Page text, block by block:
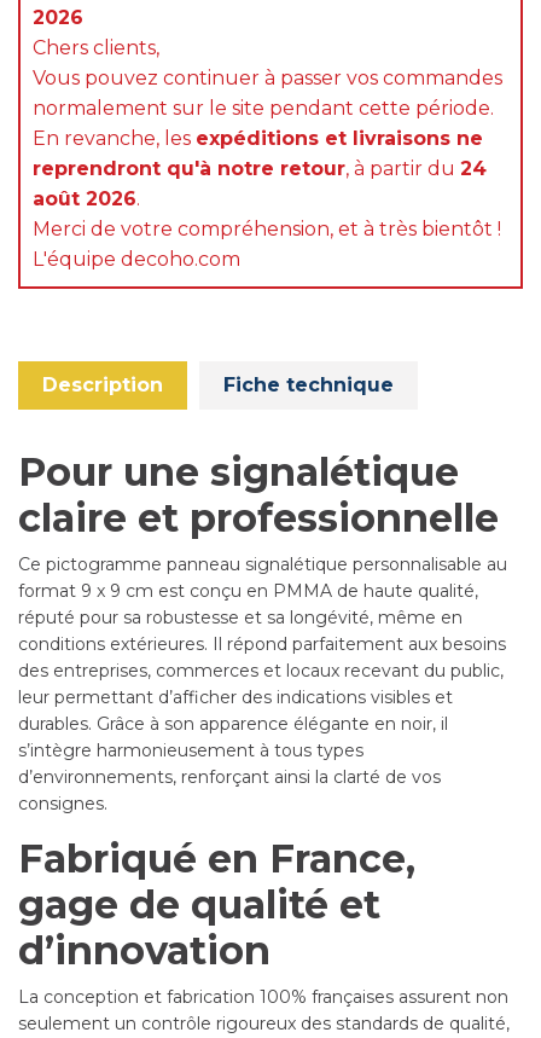
2026
Chers clients,
Vous pouvez continuer à passer vos commandes
normalement sur le site pendant cette période.
En revanche, les expéditions et livraisons ne
reprendront qu'à notre retour, à partir du 24
août 2026.
Merci de votre compréhension, et à très bientôt !
L'équipe decoho.com
Description Fiche technique
Pour une signalétique
claire et professionnelle
Ce pictogramme panneau signalétique personnalisable au
format 9 x 9 cm est conçu en PMMA de haute qualité,
réputé pour sa robustesse et sa longévité, même en
conditions extérieures. Il répond parfaitement aux besoins
des entreprises, commerces et locaux recevant du public,
leur permettant d’afficher des indications visibles et
durables. Grâce à son apparence élégante en noir, il
s’intègre harmonieusement à tous types
d’environnements, renforçant ainsi la clarté de vos
consignes.
Fabriqué en France,
gage de qualité et
d’innovation
La conception et fabrication 100% françaises assurent non
seulement un contrôle rigoureux des standards de qualité,